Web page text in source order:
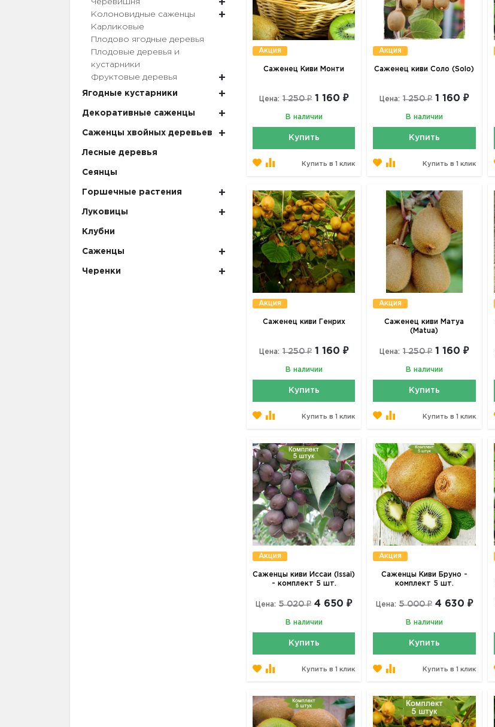
Черевишня
Колоновидные саженцы
Карликовые
Плодово ягодные деревья
Плодовые деревья и
кустарники
Фруктовые деревья
Ягодные кустарники
Декоративные саженцы
Саженцы хвойных деревьев
Лесные деревья
Сеянцы
Горшечные растения
Луковицы
Клубни
Саженцы
Черенки
Акция
Саженец Киви Монти
Цена: 1 250 ₽ 1 160 ₽
В наличии
Купить
Купить в 1 клик
Акция
Саженец киви Соло (Solo)
Цена: 1 250 ₽ 1 160 ₽
В наличии
Купить
Купить в 1 клик
Акция
Саженец киви Генрих
Цена: 1 250 ₽ 1 160 ₽
В наличии
Купить
Купить в 1 клик
Акция
Саженец киви Матуа
(Matua)
Цена: 1 250 ₽ 1 160 ₽
В наличии
Купить
Купить в 1 клик
Акция
Саженцы киви Иссаи (Issai)
- комплект 5 шт.
Цена: 5 020 ₽ 4 650 ₽
В наличии
Купить
Купить в 1 клик
Акция
Саженцы Киви Бруно -
комплект 5 шт.
Цена: 5 000 ₽ 4 630 ₽
В наличии
Купить
Купить в 1 клик